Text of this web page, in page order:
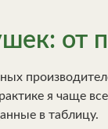
от
я чаще
в таблицу.